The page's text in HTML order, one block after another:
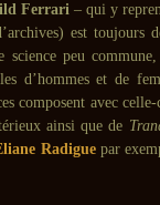
Ferrari– qui y
est toujours
peu
d’hommes et de
composent avec
ainsi que de
Radiguepar